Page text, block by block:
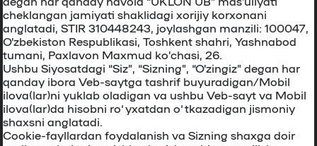
cheklangan jamiyati shaklidagi xorijiy korxonani
anglatadi, STIR 310448243, joylashgan manzili: 100047,
O’zbekiston Respublikasi, Toshkent shahri, Yashnabod
tumani, Paxlavon Maxmud ko’chasi, 26.
Ushbu Siyosatdagi “Siz”, “Sizning”, “O’zingiz” degan har
qanday ibora Veb-saytga tashrif buyuradigan/Mobil
ilova(lar)ni yuklab oladigan va ushbu Veb-sayt va Mobil
ilova(lar)da hisobni ro‘yxatdan o‘tkazadigan jismoniy
shaxsni anglatadi.
Cookie-fayllardan foydalanish va Sizning shaxga doir